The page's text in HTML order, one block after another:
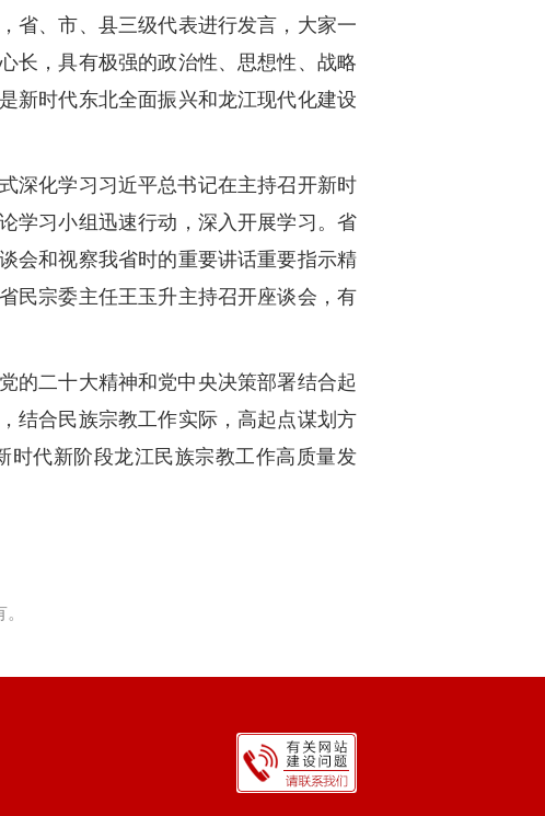
省、市、县三级代表进行发言，大家一
长，具有极强的政治性、思想性、战略
新时代东北全面振兴和龙江现代化建设
深化学习习近平总书记在主持召开新时
学习小组迅速行动，深入开展学习。省
会和视察我省时的重要讲话重要指示精
民宗委主任王玉升主持召开座谈会，有
的二十大精神和党中央决策部署结合起
结合民族宗教工作实际，高起点谋划方
时代新阶段龙江民族宗教工作高质量发